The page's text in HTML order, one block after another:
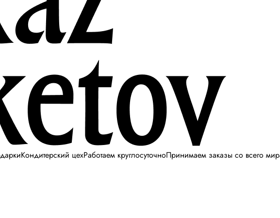
Кондитерский цехРаботаем круглосуточноПринимаем заказы со всего